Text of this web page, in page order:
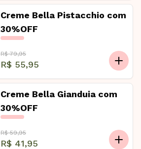
Creme Bella Pistacchio com
30%OFF
R$ 79,95
R$ 55,95
Creme Bella Gianduia com
30%OFF
R$ 59,95
R$ 41,95